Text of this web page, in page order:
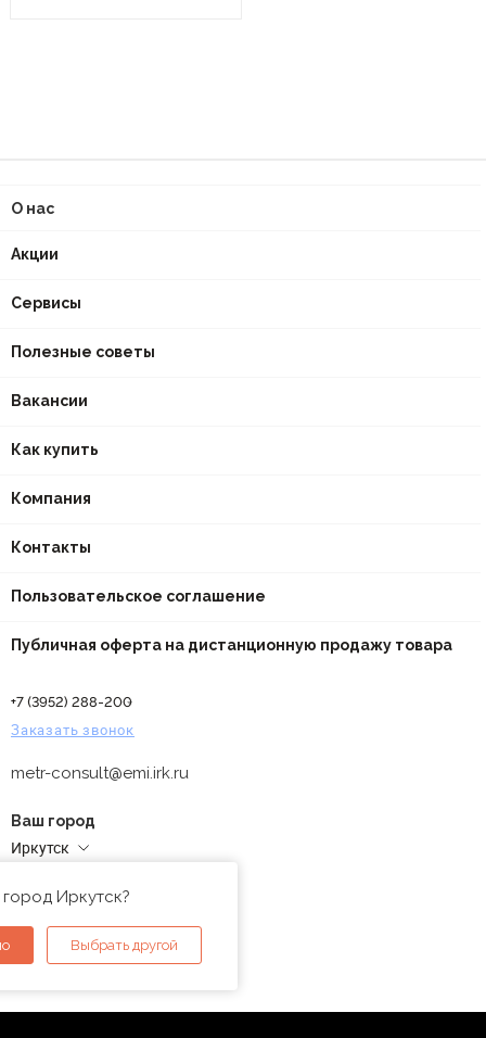
О нас
Акции
Сервисы
Полезные советы
Вакансии
Как купить
Компания
Контакты
Пользовательское соглашение
Публичная оферта на дистанционную продажу товара
+7 (3952) 288-200
Заказать звонок
metr-consult@emi.irk.ru
Ваш город
Иркутск
Иркутск?
Выбрать другой